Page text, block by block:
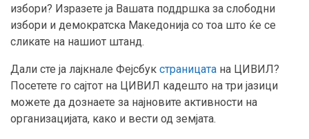
избори? Изразете ја Вашата поддршка за слободни
избори и демократска Македонија со тоа што ќе се
сликате на нашиот штанд.
Дали сте ја лајкнале Фејсбук страницата на ЦИВИЛ?
Посетете го сајтот на ЦИВИЛ кадешто на три јазици
можете да дознаете за најновите активности на
организацијата, како и вести од земјата.